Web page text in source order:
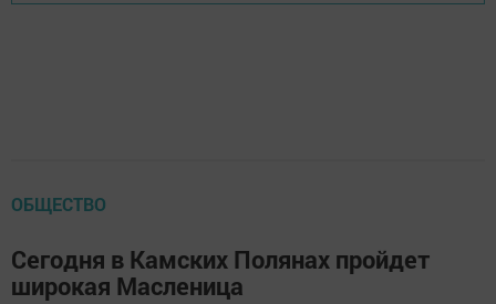
ОБЩЕСТВО
Сегодня в Камских Полянах пройдет
широкая Масленица